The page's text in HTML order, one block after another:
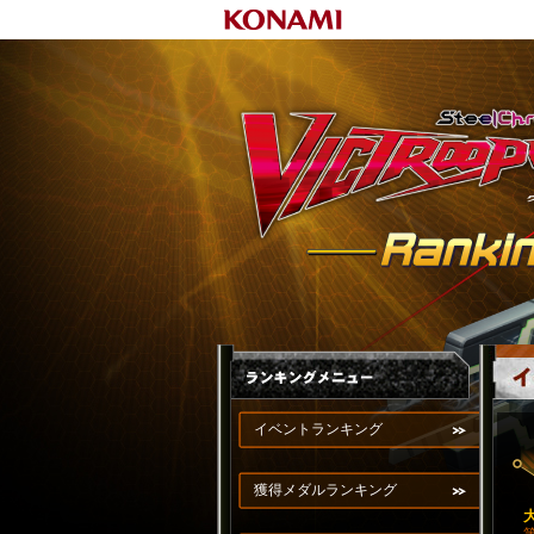
イベントランキング
獲得メダルランキング